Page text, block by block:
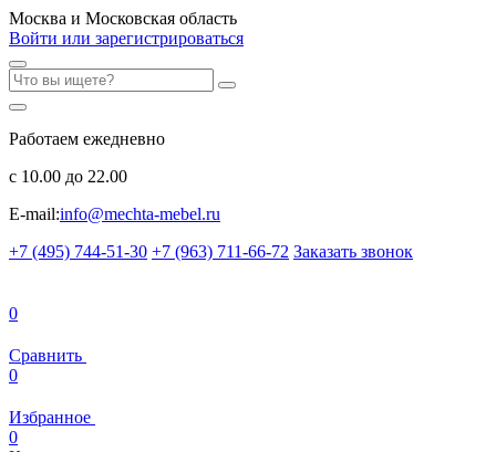
Москва и Московская область
Войти или зарегистрироваться
Работаем ежедневно
с 10.00 до 22.00
E-mail:info@mechta-mebel.ru
+7 (495) 744-51-30 +7 (963) 711-66-72 Заказать звонок
0
Сравнить
0
Избранное
0